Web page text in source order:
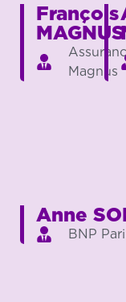
François
MAGNUS
Magnus
Anne
BNP